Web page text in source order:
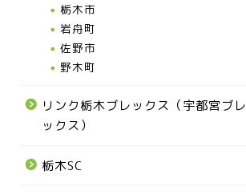
栃木市
岩舟町
佐野市
野木町
リンク栃木ブレックス（宇都宮ブレ
ックス）
栃木SC